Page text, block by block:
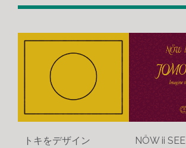
トキをデザイン NÖW ii SEE